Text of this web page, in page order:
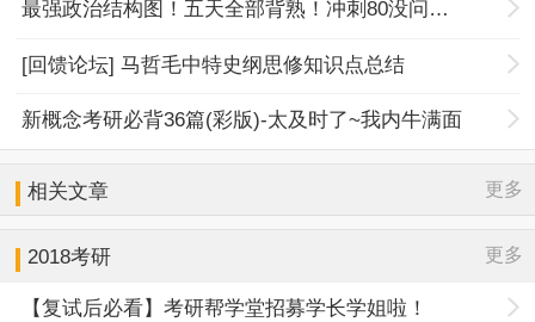
最强政治结构图！五天全部背熟！冲刺80没问题！
[回馈论坛] 马哲毛中特史纲思修知识点总结
新概念考研必背36篇(彩版)-太及时了~我内牛满面
相关文章 更多
2018考研 更多
【复试后必看】考研帮学堂招募学长学姐啦！